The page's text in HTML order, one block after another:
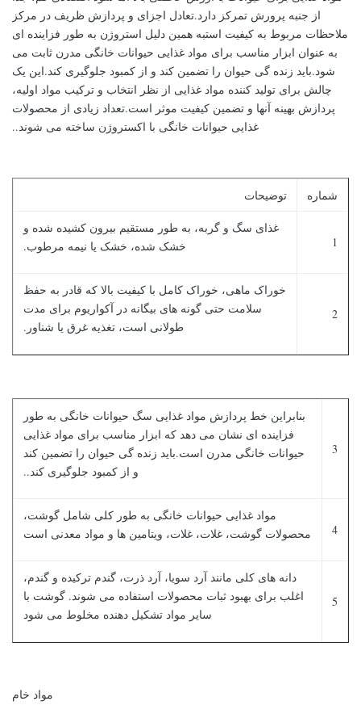
از جنبه پرورش تمرکز دارد.تعادل اجزای و پردازش ظریف در مرکز
ملاحظات مربوط به کیفیت استبه همین دلیل استروژن به طور فزاینده ای
به عنوان ابزار مناسب برای مواد غذایی حیوانات خانگی مدرن ثابت می
شود.باید زنده گی حیوان را تضمین کند و از کمبود جلوگیری کند.این یک
چالش برای تولید کننده مواد غذایی از نظر انتخاب و ترکیب مواد اولیه،
پردازش بهینه آنها و تضمین کیفیت موثر است.تعداد زیادی از محصولات
غذایی حیوانات خانگی با اکستروژن ساخته می شوند..
شماره توضیحات
1
غذای سگ و گربه، به طور مستقیم بیرون کشیده شده و
خشک شده، خشک یا نیمه مرطوب.
2
خوراک ماهی، خوراک کامل با کیفیت بالا که قادر به حفظ
سلامت حتی گونه های بیگانه در آکواریوم برای مدت
طولانی است، تغذیه غرق یا شناور.
3
بنابراین خط پردازش مواد غذایی سگ حیوانات خانگی به طور
فزاینده ای نشان می دهد که ابزار مناسب برای مواد غذایی
حیوانات خانگی مدرن است.باید زنده گی حیوان را تضمین کند
و از کمبود جلوگیری کند..
4
مواد غذایی حیوانات خانگی به طور کلی شامل گوشت،
محصولات گوشت، غلات، غلات، ویتامین ها و مواد معدنی است
5
دانه های کلی مانند آرد سویا، آرد ذرت، گندم ترکیده و گندم،
اغلب برای بهبود ثبات محصولات استفاده می شوند. گوشت با
سایر مواد تشکیل دهنده مخلوط می شود
مواد خام